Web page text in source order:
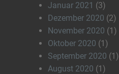
Januar 2021 (3)
Dezember 2020 (2)
November 2020 (1)
Oktober 2020 (1)
September 2020 (1)
August 2020 (1)